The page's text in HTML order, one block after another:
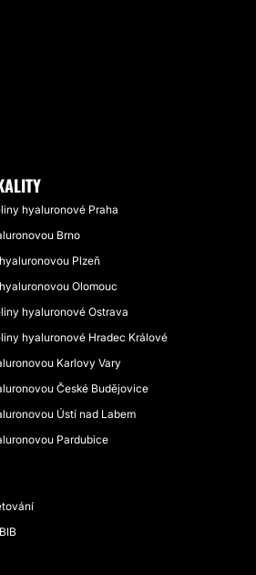
hyaluronové Praha
Brno
Plzeň
Olomouc
hyaluronové Ostrava
hyaluronové Hradec Králové
Karlovy Vary
České Budějovice
Ústí nad Labem
Pardubice